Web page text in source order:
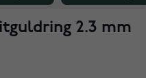
2.3 mm